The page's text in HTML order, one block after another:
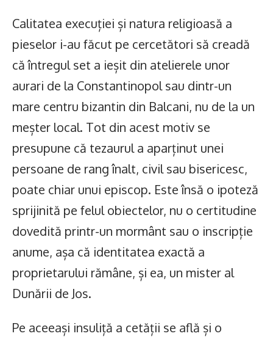
Calitatea execuției și natura religioasă a
pieselor i-au făcut pe cercetători să creadă
că întregul set a ieșit din atelierele unor
aurari de la Constantinopol sau dintr-un
mare centru bizantin din Balcani, nu de la un
meșter local. Tot din acest motiv se
presupune că tezaurul a aparținut unei
persoane de rang înalt, civil sau bisericesc,
poate chiar unui episcop. Este însă o ipoteză
sprijinită pe felul obiectelor, nu o certitudine
dovedită printr-un mormânt sau o inscripție
anume, așa că identitatea exactă a
proprietarului rămâne, și ea, un mister al
Dunării de Jos.
Pe aceeași insuliță a cetății se află și o